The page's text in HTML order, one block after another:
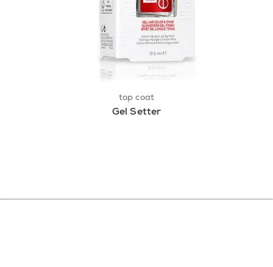
top coat
Gel Setter